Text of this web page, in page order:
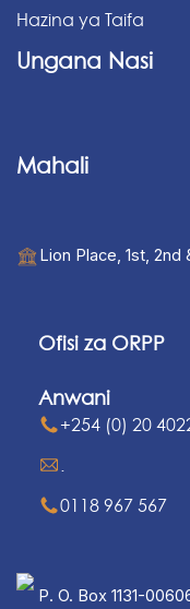
Hazina ya Taifa
Ungana Nasi
Mahali
Lion Place, 1st, 2nd
Ofisi za ORPP
Anwani
+254 (0) 20
0118 967 567
P. O. Box 1131-